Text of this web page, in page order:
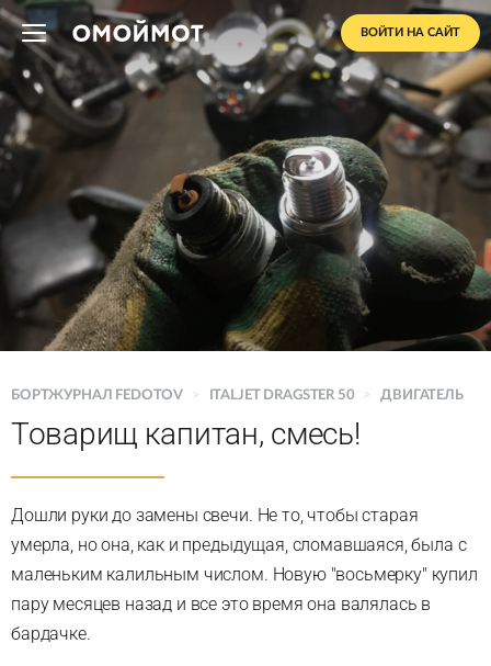
ВОЙТИ НА САЙТ
БОРТЖУРНАЛ FEDOTOV > ITALJET DRAGSTER 50 > ДВИГАТЕЛЬ
Товарищ капитан, смесь!
Дошли руки до замены свечи. Не то, чтобы старая
умерла, но она, как и предыдущая, сломавшаяся, была с
маленьким калильным числом. Новую "восьмерку" купил
пару месяцев назад и все это время она валялась в
бардачке.